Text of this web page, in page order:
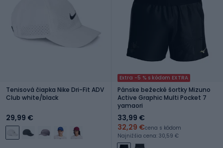
Tenisová čiapka Nike Dri-Fit ADV
Club white/black
29,99 €
Extra -5 % s kódom EXTRA
Pánske bežecké šortky Mizuno
Active Graphic Multi Pocket 7
yamaori
33,99 €
32,29 €cena s kódom
Najnižšia cena: 30,59 €